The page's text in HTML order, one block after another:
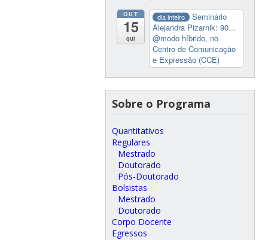
OUT
15
qui
dia inteiro
Seminário
Alejandra Pizarnik: 90...
@modo híbrido, no
Centro de Comunicação
e Expressão (CCE)
Sobre o Programa
Quantitativos
Regulares
Mestrado
Doutorado
Pós-Doutorado
Bolsistas
Mestrado
Doutorado
Corpo Docente
Egressos